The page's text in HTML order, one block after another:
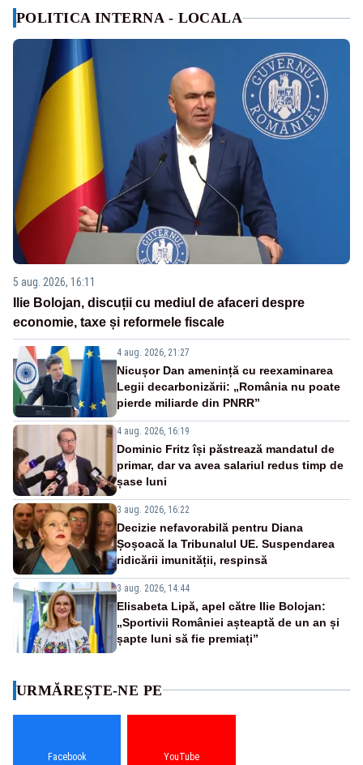
POLITICA INTERNA - LOCALA
5 aug. 2026, 16:11
Ilie Bolojan, discuții cu mediul de afaceri despre
economie, taxe și reformele fiscale
4 aug. 2026, 21:27
Nicușor Dan amenință cu reexaminarea
Legii decarbonizării: „România nu poate
pierde miliarde din PNRR”
4 aug. 2026, 16:19
Dominic Fritz își păstrează mandatul de
primar, dar va avea salariul redus timp de
șase luni
3 aug. 2026, 16:22
Decizie nefavorabilă pentru Diana
Șoșoacă la Tribunalul UE. Suspendarea
ridicării imunității, respinsă
3 aug. 2026, 14:44
Elisabeta Lipă, apel către Ilie Bolojan:
„Sportivii României așteaptă de un an și
șapte luni să fie premiați”
URMĂREȘTE-NE PE
Facebook YouTube